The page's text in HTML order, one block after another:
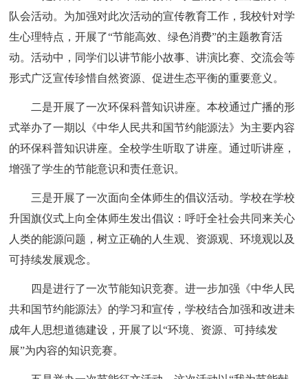
队会活动。为加强对此次活动的宣传教育工作，我校针对学
生心理特点，开展了“节能高效、绿色消费”的主题教育活
动。活动中，同学们以讲节能小故事、讲演比赛、交流会等
形式广泛宣传珍惜自然资源、促进生态平衡的重要意义。
二是开展了一次环保科普知识讲座。本校通过广播的形
式举办了一期以《中华人民共和国节约能源法》为主要内容
的环保科普知识讲座。全校学生听取了讲座。通过听讲座，
增强了学生的节能意识和责任意识。
三是开展了一次面向全体师生的倡议活动。学校在学校
升国旗仪式上向全体师生发出倡议：呼吁全社会共同来关心
人类的能源问题，树立正确的人生观、资源观、环境观以及
可持续发展观念。
四是进行了一次节能知识竞赛。进一步加强《中华人民
共和国节约能源法》的学习和宣传，学校结合加强和改进未
成年人思想道德建设，开展了以“环境、资源、可持续发
展”为内容的知识竞赛。